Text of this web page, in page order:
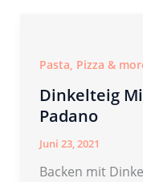
Pasta, Pizza &
Dinkelteig
Padano
Juni 23, 2021
Backen mit